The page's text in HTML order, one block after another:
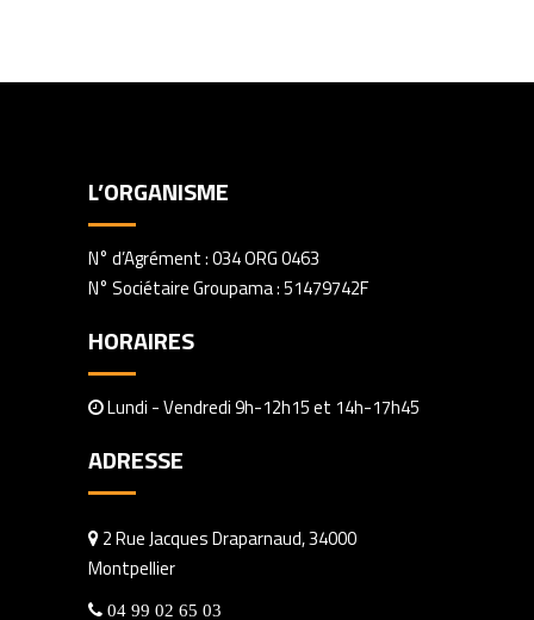
L’ORGANISME
N° d’Agrément : 034 ORG 0463
N° Sociétaire Groupama : 51479742F
HORAIRES
Lundi - Vendredi 9h-12h15 et 14h-17h45
ADRESSE
2 Rue Jacques Draparnaud, 34000
Montpellier
04 99 02 65 03